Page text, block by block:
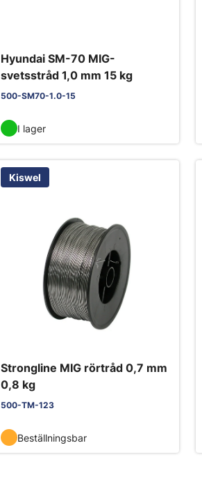
Hyundai SM-70 MIG-
svetsstråd 1,0 mm 15 kg
500-SM70-1.0-15
I lager
Kiswel
Strongline MIG rörtråd 0,7 mm
0,8 kg
500-TM-123
Beställningsbar